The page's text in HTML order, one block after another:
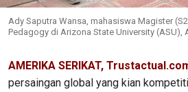
Ady Saputra Wansa, mahasiswa Magister
Pedagogy di Arizona State University (ASU),
AMERIKA SERIKAT,
persaingan global yang kian